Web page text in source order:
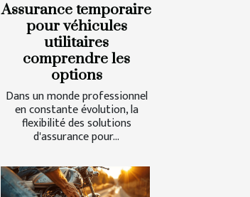
Assurance temporaire
pour véhicules
utilitaires
comprendre les
options
Dans un monde professionnel
en constante évolution, la
flexibilité des solutions
d'assurance pour...